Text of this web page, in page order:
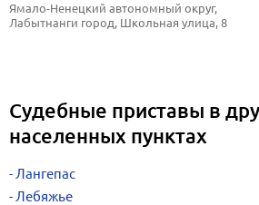
Ямало-Ненецкий автономный округ,
Лабытнанги город, Школьная улица, 8
Судебные приставы в
населенных пунктах
Лангепас
Лебяжье